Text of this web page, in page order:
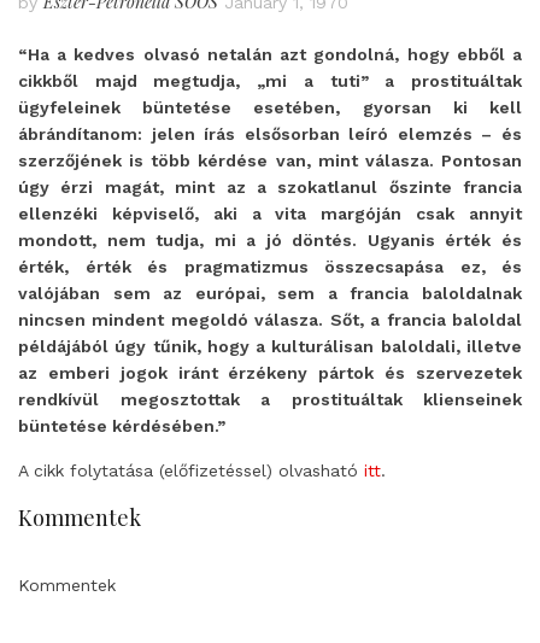
“Ha a kedves olvasó netalán azt gondolná, hogy ebből a
cikkből majd megtudja, „mi a tuti” a prostituáltak
ügyfeleinek büntetése esetében, gyorsan ki kell
ábrándítanom: jelen írás elsősorban leíró elemzés – és
szerzőjének is több kérdése van, mint válasza. Pontosan
úgy érzi magát, mint az a szokatlanul őszinte francia
ellenzéki képviselő, aki a vita margóján csak annyit
mondott, nem tudja, mi a jó döntés. Ugyanis érték és
érték, érték és pragmatizmus összecsapása ez, és
valójában sem az európai, sem a francia baloldalnak
nincsen mindent megoldó válasza. Sőt, a francia baloldal
példájából úgy tűnik, hogy a kulturálisan baloldali, illetve
az emberi jogok iránt érzékeny pártok és szervezetek
rendkívül megosztottak a prostituáltak klienseinek
büntetése kérdésében.”
A cikk folytatása (előfizetéssel) olvasható itt.
Kommentek
Kommentek